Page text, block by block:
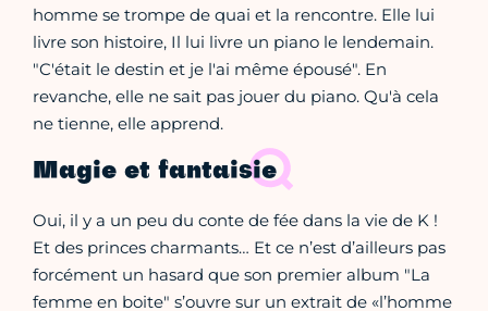
homme se trompe de quai et la rencontre. Elle lui
livre son histoire, Il lui livre un piano le lendemain.
"C'était le destin et je l'ai même épousé". En
revanche, elle ne sait pas jouer du piano. Qu'à cela
ne tienne, elle apprend.
Magie et fantaisie
Oui, il y a un peu du conte de fée dans la vie de K !
Et des princes charmants… Et ce n’est d’ailleurs pas
forcément un hasard que son premier album "La
femme en boite" s’ouvre sur un extrait de «l’homme